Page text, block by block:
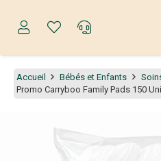
Accueil Bébés et Enfants
Promo Carryboo Family Pads 150